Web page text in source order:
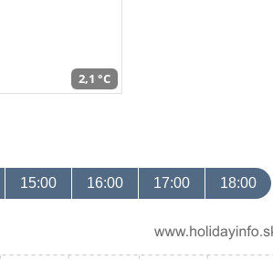
2,1 °C
15:00 16:00 17:00 18:00